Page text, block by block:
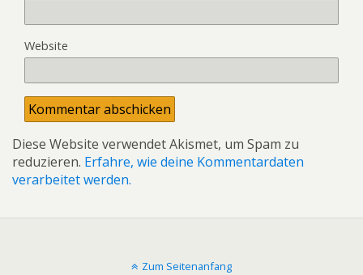
Website
Diese Website verwendet Akismet, um Spam zu
reduzieren. Erfahre, wie deine Kommentardaten
verarbeitet werden.
Zum Seitenanfang